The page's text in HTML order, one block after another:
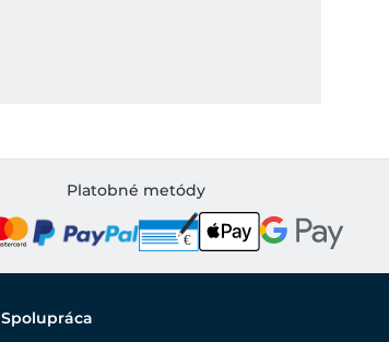
Platobné metódy
Spolupráca